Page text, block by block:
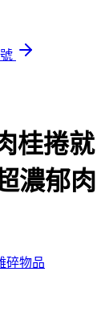
桂捲就
濃郁肉
碎物品